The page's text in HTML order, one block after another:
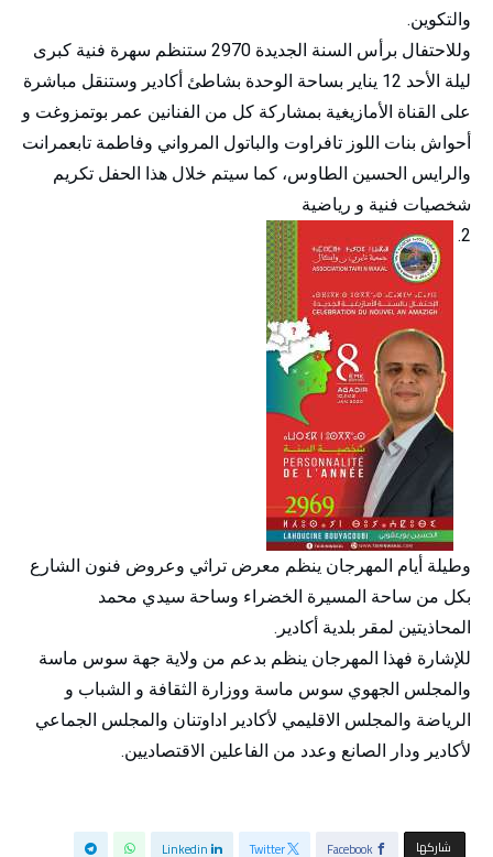
والتكوين.
وللاحتفال برأس السنة الجديدة 2970 ستنظم سهرة فنية كبرى
ليلة الأحد 12 يناير بساحة الوحدة بشاطئ أكادير وستنقل مباشرة
على القناة الأمازيغية بمشاركة كل من الفنانين عمر بوتمزوغت و
أحواش بنات اللوز تافراوت والباتول المرواني وفاطمة تابعمرانت
والرايس الحسين الطاوس، كما سيتم خلال هذا الحفل تكريم
شخصيات فنية و رياضية
وطيلة أيام المهرجان ينظم معرض تراثي وعروض فنون الشارع
بكل من ساحة المسيرة الخضراء وساحة سيدي محمد
المحاذيتين لمقر بلدية أكادير.
للإشارة فهذا المهرجان ينظم بدعم من ولاية جهة سوس ماسة
والمجلس الجهوي سوس ماسة ووزارة الثقافة و الشباب و
الرياضة والمجلس الاقليمي لأكادير اداوتنان والمجلس الجماعي
لأكادير ودار الصانع وعدد من الفاعلين الاقتصاديين.
‫‫ شاركها‬ Facebook
Twitter
Linkedin